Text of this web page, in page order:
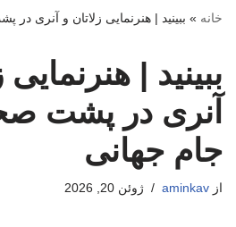
خانه » ببینید | هنرنمایی زلاتان و آنری
ببینید | هنرنمایی
آنری در پشت
جام جهانی
از aminkav ژوئن 20, 2026